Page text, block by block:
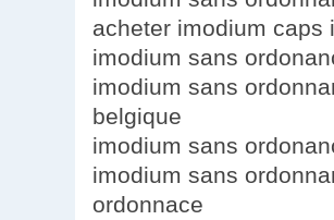
acheter imodium caps
imodium sans
imodium sans
belgique
imodium sans
imodium sans
ordonnace